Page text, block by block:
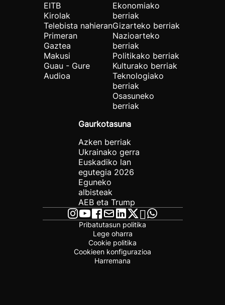
EITB
Kirolak
Telebista nahieran
Primeran
Gaztea
Makusi
Guau - Gure
Audioa
Ekonomiako
berriak
Gizarteko berriak
Nazioarteko
berriak
Politikako berriak
Kulturako berriak
Teknologiako
berriak
Osasuneko
berriak
Gaurkotasuna
Azken berriak
Ukrainako gerra
Euskadiko lan
egutegia 2026
Eguneko
albisteak
AEB eta Trump
Pribatutasun politika
Lege oharra
Cookie politika
Cookieen konfigurazioa
Harremana